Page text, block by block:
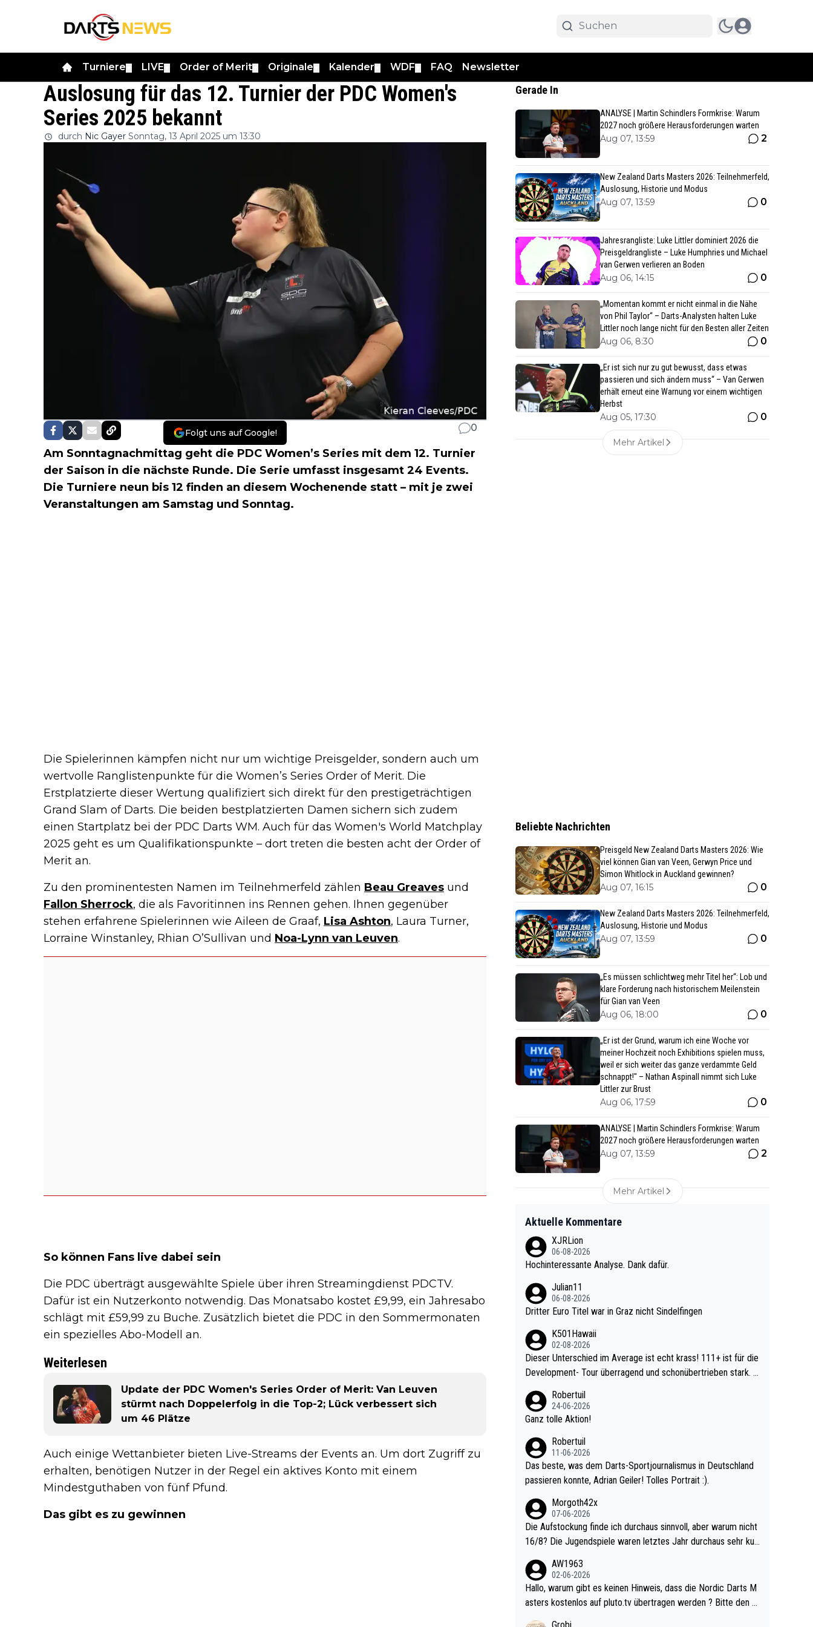
Turniere LIVE Order of Merit Originale Kalender WDF FAQ Newsletter
Auslosung für das 12. Turnier der PDC Women's
Series 2025 bekannt
durch Nic Gayer Sonntag, 13 April 2025 um 13:30
Folgt uns auf Google! 0
Am Sonntagnachmittag geht die PDC Women’s Series mit dem 12. Turnier
der Saison in die nächste Runde. Die Serie umfasst insgesamt 24 Events.
Die Turniere neun bis 12 finden an diesem Wochenende statt – mit je zwei
Veranstaltungen am Samstag und Sonntag.
Die Spielerinnen kämpfen nicht nur um wichtige Preisgelder, sondern auch um
wertvolle Ranglistenpunkte für die Women’s Series Order of Merit. Die
Erstplatzierte dieser Wertung qualifiziert sich direkt für den prestigeträchtigen
Grand Slam of Darts. Die beiden bestplatzierten Damen sichern sich zudem
einen Startplatz bei der PDC Darts WM. Auch für das Women's World Matchplay
2025 geht es um Qualifikationspunkte – dort treten die besten acht der Order of
Merit an.
Zu den prominentesten Namen im Teilnehmerfeld zählen Beau Greaves und
Fallon Sherrock, die als Favoritinnen ins Rennen gehen. Ihnen gegenüber
stehen erfahrene Spielerinnen wie Aileen de Graaf, Lisa Ashton, Laura Turner,
Lorraine Winstanley, Rhian O’Sullivan und Noa-Lynn van Leuven.
So können Fans live dabei sein
Die PDC überträgt ausgewählte Spiele über ihren Streamingdienst PDCTV.
Dafür ist ein Nutzerkonto notwendig. Das Monatsabo kostet £9,99, ein Jahresabo
schlägt mit £59,99 zu Buche. Zusätzlich bietet die PDC in den Sommermonaten
ein spezielles Abo-Modell an.
Weiterlesen
Update der PDC Women's Series Order of Merit: Van Leuven
stürmt nach Doppelerfolg in die Top-2; Lück verbessert sich
um 46 Plätze
Auch einige Wettanbieter bieten Live-Streams der Events an. Um dort Zugriff zu
erhalten, benötigen Nutzer in der Regel ein aktives Konto mit einem
Mindestguthaben von fünf Pfund.
Das gibt es zu gewinnen
Gerade In
ANALYSE | Martin Schindlers Formkrise: Warum
2027 noch größere Herausforderungen warten
Aug 07, 13:59 2
New Zealand Darts Masters 2026: Teilnehmerfeld,
Auslosung, Historie und Modus
Aug 07, 13:59 0
Jahresrangliste: Luke Littler dominiert 2026 die
Preisgeldrangliste – Luke Humphries und Michael
van Gerwen verlieren an Boden
Aug 06, 14:15 0
„Momentan kommt er nicht einmal in die Nähe
von Phil Taylor“ – Darts-Analysten halten Luke
Littler noch lange nicht für den Besten aller Zeiten
Aug 06, 8:30 0
„Er ist sich nur zu gut bewusst, dass etwas
passieren und sich ändern muss“ – Van Gerwen
erhält erneut eine Warnung vor einem wichtigen
Herbst
Aug 05, 17:30 0
Mehr Artikel
Beliebte Nachrichten
Preisgeld New Zealand Darts Masters 2026: Wie
viel können Gian van Veen, Gerwyn Price und
Simon Whitlock in Auckland gewinnen?
Aug 07, 16:15 0
New Zealand Darts Masters 2026: Teilnehmerfeld,
Auslosung, Historie und Modus
Aug 07, 13:59 0
„Es müssen schlichtweg mehr Titel her“: Lob und
klare Forderung nach historischem Meilenstein
für Gian van Veen
Aug 06, 18:00 0
„Er ist der Grund, warum ich eine Woche vor
meiner Hochzeit noch Exhibitions spielen muss,
weil er sich weiter das ganze verdammte Geld
schnappt!" – Nathan Aspinall nimmt sich Luke
Littler zur Brust
Aug 06, 17:59 0
ANALYSE | Martin Schindlers Formkrise: Warum
2027 noch größere Herausforderungen warten
Aug 07, 13:59 2
Mehr Artikel
Aktuelle Kommentare
XJRLion
06-08-2026
Hochinteressante Analyse. Dank dafür.
Julian11
06-08-2026
Dritter Euro Titel war in Graz nicht Sindelfingen
K501Hawaii
02-08-2026
Dieser Unterschied im Average ist echt krass! 111+ ist für die
Development- Tour überragend und schonübertrieben stark. U
e mal 40+ erst recht. Da gewinnst keinen Blumentopf - ist ja n
och krasser wie ein Pokalspiel eines Kreisligisten vs einem Bu
Robertuil
24-06-2026
Ganz tolle Aktion!
Robertuil
11-06-2026
Das beste, was dem Darts-Sportjournalismus in Deutschland
passieren konnte, Adrian Geiler! Tolles Portrait :).
Morgoth42x
07-06-2026
Die Aufstockung finde ich durchaus sinnvoll, aber warum nicht
16/8? Die Jugendspiele waren letztes Jahr durchaus sehr kur
l. Allerdings ist Mitchell Lawrie als Nummer 1 der Welt eh quali
fiziert. Somit ändert die automatische Qualifikation des Weltm
eisters erstmal nichts. Ich denke sie wollen damit für nächste
AW1963
02-06-2026
Hallo, warum gibt es keinen Hinweis, dass die Nordic Darts M
asters kostenlos auf pluto.tv übertragen werden ? Bitte den A